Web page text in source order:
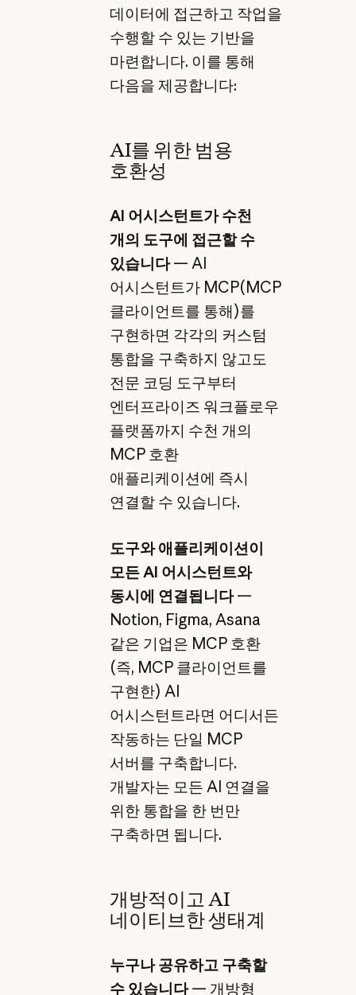
데이터에 접근하고 작업을
수행할 수 있는 기반을
마련합니다. 이를 통해
다음을 제공합니다:
AI를 위한 범용
호환성
AI 어시스턴트가 수천
개의 도구에 접근할 수
있습니다— AI
어시스턴트가 MCP(MCP
클라이언트를 통해)를
구현하면 각각의 커스텀
통합을 구축하지 않고도
전문 코딩 도구부터
엔터프라이즈 워크플로우
플랫폼까지 수천 개의
MCP 호환
애플리케이션에 즉시
연결할 수 있습니다.
도구와 애플리케이션이
모든 AI 어시스턴트와
동시에 연결됩니다—
Notion, Figma, Asana
같은 기업은 MCP 호환
(즉, MCP 클라이언트를
구현한) AI
어시스턴트라면 어디서든
작동하는 단일 MCP
서버를 구축합니다.
개발자는 모든 AI 연결을
위한 통합을 한 번만
구축하면 됩니다.
개방적이고 AI
네이티브한 생태계
누구나 공유하고 구축할
수 있습니다— 개방형